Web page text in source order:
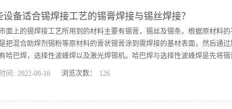
效率、高一致性规模化量产：✅ 超高焊接定位精度：±0.02mm精密定位
、漏焊、虚焊等工艺不良；✅ 微米级精准控热：激光热影响区≤0.1mm，
，实现真正意义的无损精密焊接；✅ 高稳定能量输出：搭载激光能量动态
设备适合锡焊接工艺的锡膏焊接与锡丝焊接？
面上的锡焊接工艺所用到的材料主要有锡膏，锡丝及锡条。根据原材
把混合助焊剂锡粉等原材料的膏状锡膏涂到需焊接的基材表面，然后通
哈巴焊，选择性波峰焊以及激光焊锡机。哈巴焊与选择性波峰焊是先将
间: 2022-09-16 浏览次数： 126